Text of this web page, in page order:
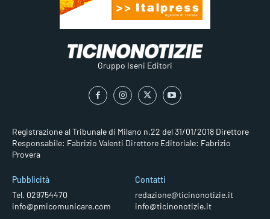
Gruppo Iseni Editori
Registrazione al Tribunale di Milano n.22 del 31/01/2018 Direttore
Responsabile: Fabrizio Valenti Direttore Editoriale: Fabrizio
Provera
Pubblicità
Tel. 029754470
info@pmicomunicare.com
Contatti
redazione@ticinonotizie.it
info@ticinonotizie.it